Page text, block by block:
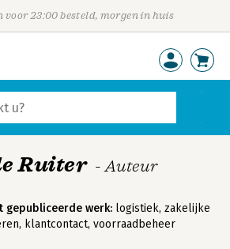
voor 23:00 besteld, morgen in huis
Ruiter - Auteur
gepubliceerde werk: logistiek, zakelijke
klantcontact, voorraadbeheer